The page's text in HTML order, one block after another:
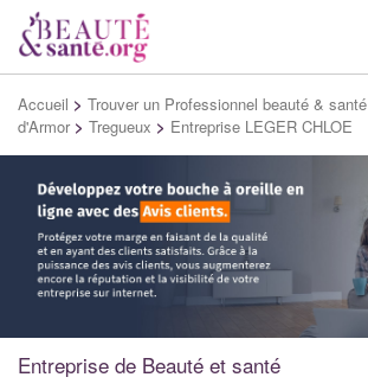
Accueil > Trouver un Professionnel beauté & santé
d'Armor > Tregueux > Entreprise LEGER CHLOE
Entreprise de Beauté et santé